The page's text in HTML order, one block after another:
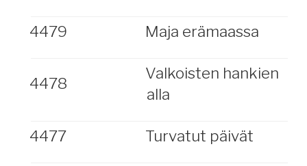
4479 Maja erämaassa
4478
Valkoisten hankien
alla
4477 Turvatut päivät